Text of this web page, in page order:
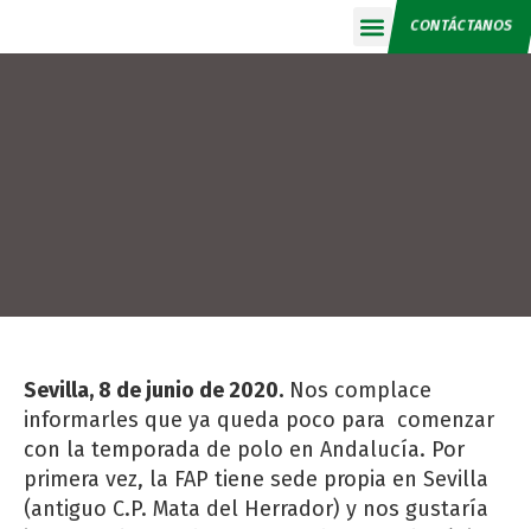
CONTÁCTANOS
Sevilla, 8 de junio de 2020. Nos complace
informarles que ya queda poco para comenzar
con la temporada de polo en Andalucía. Por
primera vez, la FAP tiene sede propia en Sevilla
(antiguo C.P. Mata del Herrador) y nos gustaría